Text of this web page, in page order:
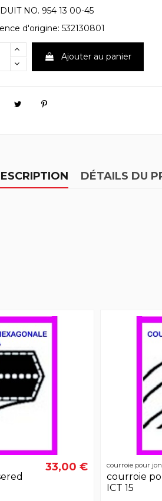
NO. 954 13 00-45
d'origine: 532130801
Ajouter au panier
DÉTAILS DU
33,00 € courroie pour
courroie
ICT 15